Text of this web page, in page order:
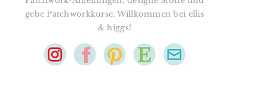
gebe Patchworkkurse. Willkommen bei ellis
& higgs!